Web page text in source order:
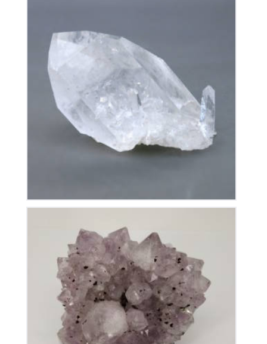
Cristal de Roche
90 €
Améthyste du Brésil
80€